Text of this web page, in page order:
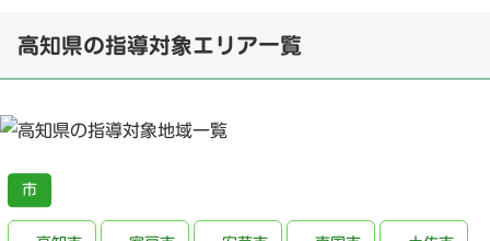
高知県の指導対象エリア一覧